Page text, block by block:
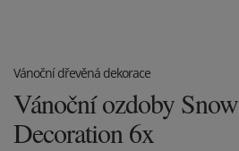
Vánoční dřevěná dekorace
Vánoční ozdoby Snow
Decoration 6x